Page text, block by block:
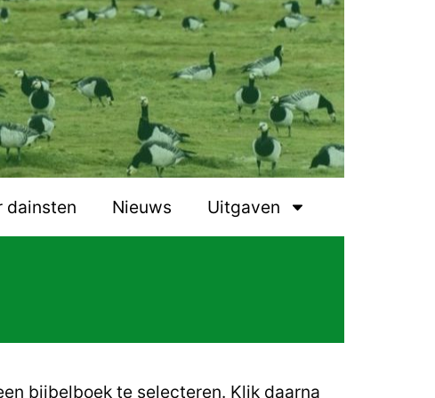
dainsten Nieuws Uitgaven
bijbelboek te selecteren. Klik daarna